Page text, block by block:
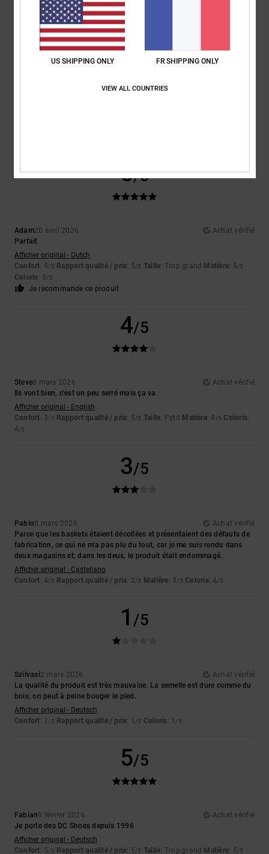
5
5/5
Adam20 avril 2026
Achat vérifié
Parfait
Afficher original - Dutch
Confort: 5/5 Rapport qualité / prix: 5/5 Taille: Trop grand Matière: 5/5
Coloris: 5/5
Je recommande ce produit
4/5
Steve8 mars 2026
Achat vérifié
Ils vont bien, c'est un peu serré mais ça va.
Afficher original - English
Confort: 3/5 Rapport qualité / prix: 5/5 Taille: Petit Matière: 4 /5 Coloris:
4/5
3/5
Pablo8 mars 2026
Achat vérifié
Parce que les baskets étaient décollées et présentaient des défauts de
fabrication, ce qui ne m'a pas plu du tout, car je me suis rendu dans
deux magasins et, dans les deux, le produit était endommagé.
Afficher original - Castellano
Confort: 4/5 Rapport qualité / prix: 2/5 Matière: 3/5 Coloris: 4/5
1 /5
Szilvasi2 mars 2026
Achat vérifié
La qualité du produit est très mauvaise. La semelle est dure comme du
bois, on peut à peine bouger le pied.
Afficher original - Deutsch
Confort: 1 /5 Rapport qualité / prix: 1 /5 Coloris: 1 /5
5/5
Fabian9 février 2026
Achat vérifié
Je porte des DC Shoes depuis 1996
Afficher original - Deutsch
Confort: 5/5 Rapport qualité / prix: 5/5 Taille: Trop grand Matière: 5/5
US SHIPPING ONLY FR SHIPPING ONLY
VIEW ALL COUNTRIES